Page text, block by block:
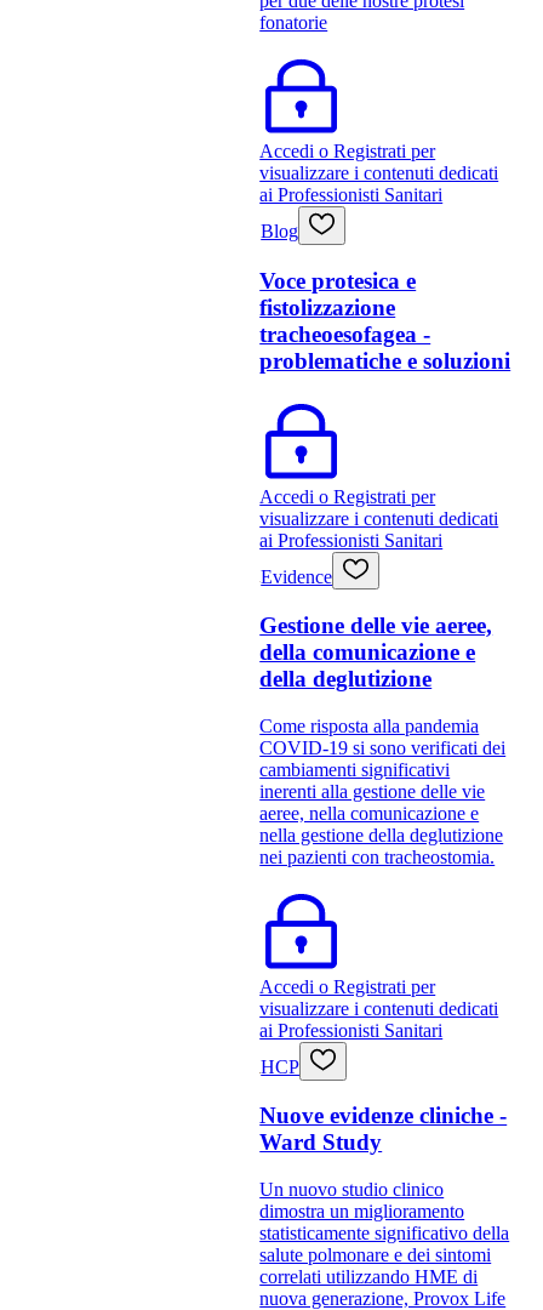
fonatorie
Accedi o Registrati per
visualizzare i contenuti dedicati
ai Professionisti Sanitari
Blog
Voce protesica e
fistolizzazione
tracheoesofagea -
problematiche e soluzioni
Accedi o Registrati per
visualizzare i contenuti dedicati
ai Professionisti Sanitari
Evidence
Gestione delle vie aeree,
della comunicazione e
della deglutizione
Come risposta alla pandemia
COVID-19 si sono verificati dei
cambiamenti significativi
inerenti alla gestione delle vie
aeree, nella comunicazione e
nella gestione della deglutizione
nei pazienti con tracheostomia.
Accedi o Registrati per
visualizzare i contenuti dedicati
ai Professionisti Sanitari
HCP
Nuove evidenze cliniche -
Ward Study
Un nuovo studio clinico
dimostra un miglioramento
statisticamente significativo della
salute polmonare e dei sintomi
correlati utilizzando HME di
nuova generazione, Provox Life